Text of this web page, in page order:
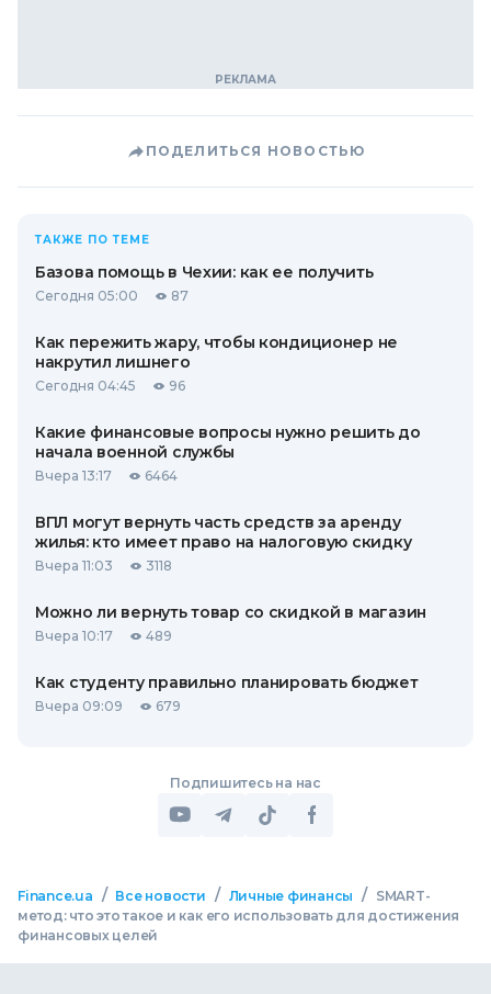
ПОДЕЛИТЬСЯ НОВОСТЬЮ
ТАКЖЕ ПО ТЕМЕ
Базова помощь в Чехии: как ее получить
Сегодня 05:00 87
Как пережить жару, чтобы кондиционер не
накрутил лишнего
Сегодня 04:45 96
Какие финансовые вопросы нужно решить до
начала военной службы
Вчера 13:17 6464
ВПЛ могут вернуть часть средств за аренду
жилья: кто имеет право на налоговую скидку
Вчера 11:03 3118
Можно ли вернуть товар со скидкой в ​​магазин
Вчера 10:17 489
Как студенту правильно планировать бюджет
Вчера 09:09 679
Подпишитесь на нас
Finance.ua / Все новости / Личные финансы /
SMART-
метод: что это такое и как его использовать для достижения
финансовых целей